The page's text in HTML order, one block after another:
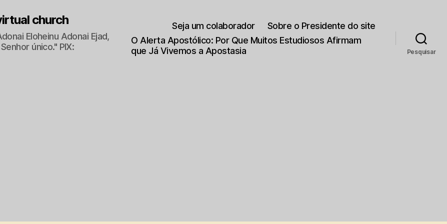
church
Eloheinu Adonai Ejad,
único." PIX:
Seja um colaborador
Sobre o Presidente do site
O Alerta Apostólico: Por Que Muitos Estudiosos Afirmam
que Já Vivemos a Apostasia
Pesquisar